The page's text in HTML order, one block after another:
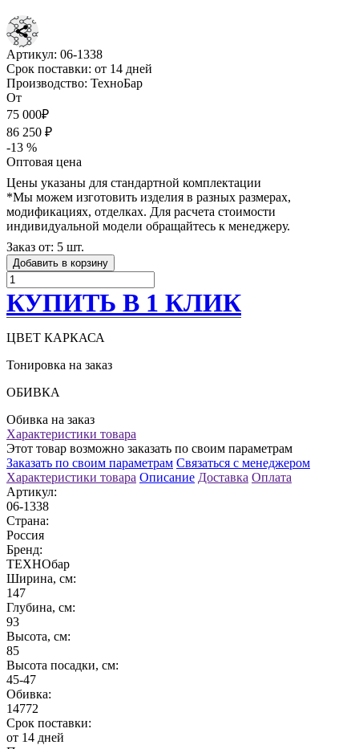
Артикул: 06-1338
Срок поставки: от 14 дней
Производство: ТехноБар
От
75 000₽
86 250 ₽
-13 %
Оптовая цена
Цены указаны для стандартной комплектации
*Мы можем изготовить изделия в разных размерах,
модификациях, отделках. Для расчета стоимости
индивидуальной модели обращайтесь к менеджеру.
Заказ от: 5 шт.
Добавить в корзину
КУПИТЬ В 1 КЛИК
ЦВЕТ КАРКАСА
Тонировка на заказ
ОБИВКА
Обивка на заказ
Характеристики товара
Этот товар возможно заказать по своим параметрам
Заказать по своим параметрам Связаться с менеджером
Характеристики товара Описание Доставка Оплата
Артикул:
06-1338
Страна:
Россия
Бренд:
ТЕХНОбар
Ширина, см:
147
Глубина, см:
93
Высота, см:
85
Высота посадки, см:
45-47
Обивка:
14772
Срок поставки:
от 14 дней